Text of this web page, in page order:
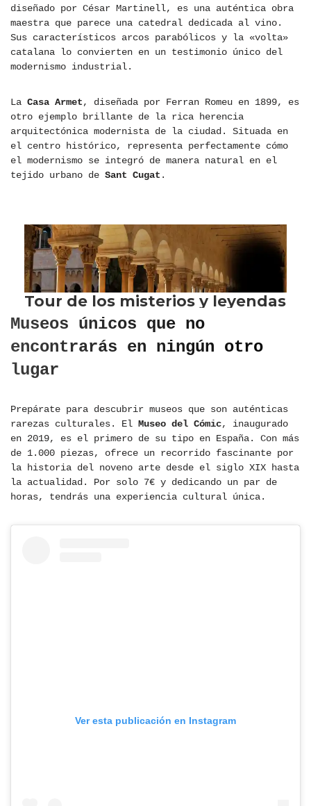
diseñado por César Martinell, es una auténtica obra
maestra que parece una catedral dedicada al vino.
Sus característicos arcos parabólicos y la «volta»
catalana lo convierten en un testimonio único del
modernismo industrial.
La Casa Armet, diseñada por Ferran Romeu en 1899, es
otro ejemplo brillante de la rica herencia
arquitectónica modernista de la ciudad. Situada en
el centro histórico, representa perfectamente cómo
el modernismo se integró de manera natural en el
tejido urbano de Sant Cugat .
Museos únicos que no
encontrarás en ningún otro
lugar
Prepárate para descubrir museos que son auténticas
rarezas culturales. El Museo del Cómic, inaugurado
en 2019, es el primero de su tipo en España. Con más
de 1.000 piezas, ofrece un recorrido fascinante por
la historia del noveno arte desde el siglo XIX hasta
la actualidad. Por solo 7€ y dedicando un par de
horas, tendrás una experiencia cultural única.
Ver esta publicación en Instagram